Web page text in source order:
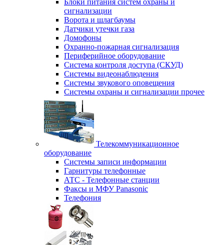
Блоки питания систем охраны и
сигнализации
Ворота и шлагбаумы
Датчики утечки газа
Домофоны
Охранно-пожарная сигнализация
Периферийное оборудование
Система контроля доступа (СКУД)
Системы видеонаблюдения
Системы звукового оповещения
Системы охраны и сигнализации прочее
Телекоммуникационное
оборудование
Системы записи информации
Гарнитуры телефонные
АТС - Телефонные станции
Факсы и МФУ Panasonic
Телефония